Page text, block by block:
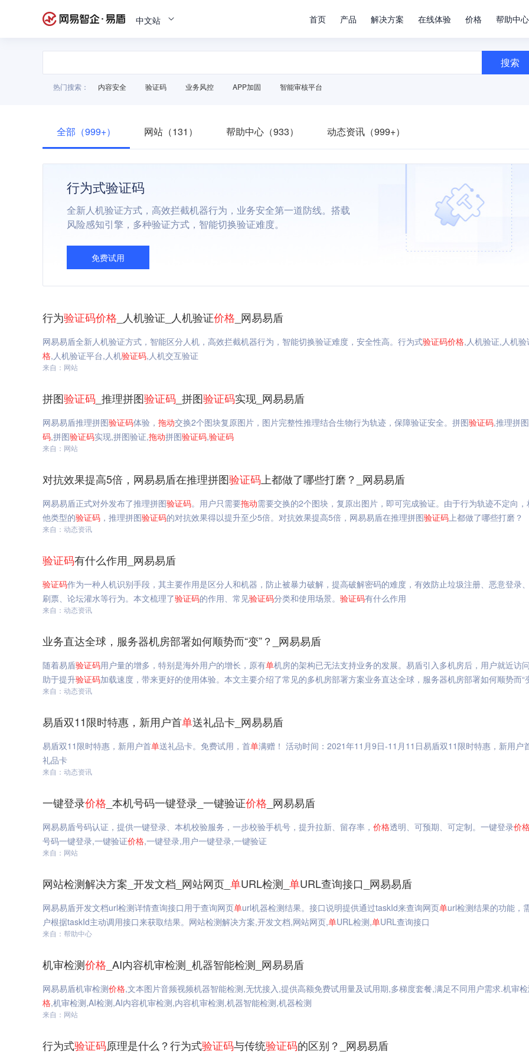
中文站 首页 产品 解决方案 在线体验 价格 帮助中心
搜索
热门搜索： 内容安全 验证码 业务风控 APP加固 智能审核平台
全部（999+） 网站（131） 帮助中心（933） 动态资讯（999+）
行为式验证码
全新人机验证方式，高效拦截机器行为，业务安全第一道防线。搭载
风险感知引擎，多种验证方式，智能切换验证难度。
免费试用
行为验证码价格 _人机验证_人机验证价格 _网易易盾
网易易盾全新人机验证方式，智能区分人机，高效拦截机器行为，智能切换验证难度，安全性高。行为式验证码价格,人机验证,人机验
格,人机验证平台,人机验证码,人机交互验证
来自：网站
拼图验证码 _推理拼图验证码 _拼图验证码实现_网易易盾
网易易盾推理拼图验证码体验， 拖动交换2个图块复原图片，图片完整性推理结合生物行为轨迹，保障验证安全。拼图验证码,推理拼图
码,拼图验证码实现,拼图验证,拖动拼图验证码,验证码
来自：网站
对抗效果提高5倍，网易易盾在推理拼图验证码 上都做了哪些打磨？_网易易盾
网易易盾正式对外发布了推理拼图验证码。用户只需要拖动需要交换的2个图块，复原出图片，即可完成验证。由于行为轨迹不定向，
他类型的验证码 ，推理拼图验证码的对抗效果得以提升至少5倍。对抗效果提高5倍，网易易盾在推理拼图验证码上都做了哪些打磨？
来自：动态资讯
验证码有什么作用_网易易盾
验证码作为一种人机识别手段，其主要作用是区分人和机器，防止被暴力破解，提高破解密码的难度，有效防止垃圾注册、恶意登录
刷票、论坛灌水等行为。本文梳理了验证码的作用、常见验证码分类和使用场景。 验证码有什么作用
来自：动态资讯
业务直达全球，服务器机房部署如何顺势而“变”？_网易易盾
随着易盾验证码用户量的增多，特别是海外用户的增长，原有单机房的架构已无法支持业务的发展。易盾引入多机房后，用户就近访
助于提升验证码加载速度，带来更好的使用体验。本文主要介绍了常见的多机房部署方案业务直达全球，服务器机房部署如何顺势而“
来自：动态资讯
易盾双11限时特惠，新用户首单送礼品卡_网易易盾
易盾双11限时特惠，新用户首单送礼品卡。免费试用，首单满赠！ 活动时间：2021年11月9日-11月11日易盾双11限时特惠，新用户
礼品卡
来自：动态资讯
一键登录价格 _本机号码一键登录_一键验证价格 _网易易盾
网易易盾号码认证，提供一键登录、本机校验服务，一步校验手机号，提升拉新、留存率， 价格透明、可预期、可定制。一键登录价
号码一键登录,一键验证价格,一键登录,用户一键登录,一键验证
来自：网站
网站检测解决方案_开发文档_网站网页_ 单URL检测_ 单URL查询接口_网易易盾
网易易盾开发文档url检测详情查询接口用于查询网页单url机器检测结果。接口说明提供通过taskId来查询网页单url检测结果的功能，
户根据taskId主动调用接口来获取结果。网站检测解决方案,开发文档,网站网页,单URL检测,单URL查询接口
来自：帮助中心
机审检测价格 _AI内容机审检测_机器智能检测_网易易盾
网易易盾机审检测价格,文本图片音频视频机器智能检测,无忧接入,提供高额免费试用量及试用期,多梯度套餐,满足不同用户需求.机审
格,机审检测,AI检测,AI内容机审检测,内容机审检测,机器智能检测,机器检测
来自：网站
行为式验证码原理是什么？行为式验证码与传统验证码的区别？_网易易盾